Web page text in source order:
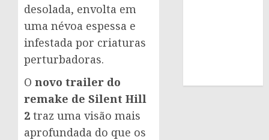
desolada, envolta em
uma névoa espessa e
infestada por criaturas
perturbadoras.
O novo trailer do
remake de Silent Hill
2 traz uma visão mais
aprofundada do que os